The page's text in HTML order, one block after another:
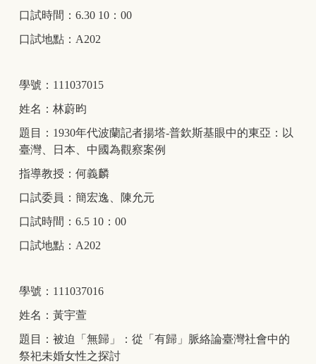
口試時間：6.30 10：00
口試地點：A202
學號：111037015
姓名：林蔚昀
題目：1930年代波蘭記者揚塔-普欽斯基眼中的東亞：以
臺灣、日本、中國為觀察案例
指導教授：何義麟
口試委員：簡宏逸、陳允元
口試時間：6.5 10：00
口試地點：A202
學號：111037016
姓名：黃宇萱
題目：被迫「無歸」：從「有歸」脈絡論臺灣社會中的
祭祀未婚女性之探討